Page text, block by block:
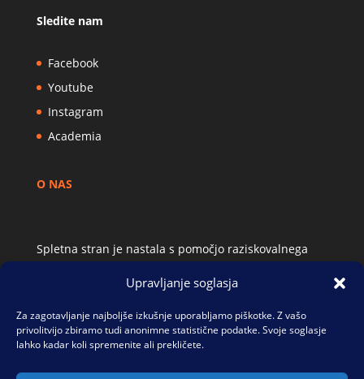
Upravljanje soglasja
Za zagotavljanje najboljše izkušnje uporabljamo piškotke. Z vašo
privolitvijo zbiramo tudi anonimne statistične podatke. Svoje soglasje
lahko kadar koli spremenite ali prekličete.
Sledite nam
Facebook
Youtube
Instagram
Academia
O NAS
Spletna stran je nastala s pomočjo raziskovalnega
Intertekstualnost, intersubjektivnost,
agencija za raziskovalno dejavnost Republike
Slovenije.